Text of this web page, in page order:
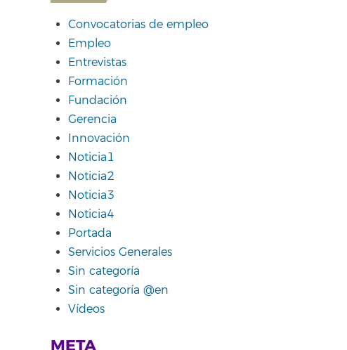
Convocatorias de empleo
Empleo
Entrevistas
Formación
Fundación
Gerencia
Innovación
Noticia1
Noticia2
Noticia3
Noticia4
Portada
Servicios Generales
Sin categoría
Sin categoría @en
Vídeos
META